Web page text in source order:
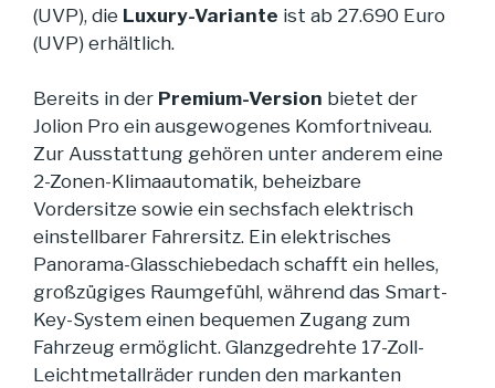
(UVP), die Luxury-Variante ist ab 27.690 Euro
(UVP) erhältlich.
Bereits in der Premium-Version bietet der
Jolion Pro ein ausgewogenes Komfortniveau.
Zur Ausstattung gehören unter anderem eine
2-Zonen-Klimaautomatik, beheizbare
Vordersitze sowie ein sechsfach elektrisch
einstellbarer Fahrersitz. Ein elektrisches
Panorama-Glasschiebedach schafft ein helles,
großzügiges Raumgefühl, während das Smart-
Key-System einen bequemen Zugang zum
Fahrzeug ermöglicht. Glanzgedrehte 17-Zoll-
Leichtmetallräder runden den markanten